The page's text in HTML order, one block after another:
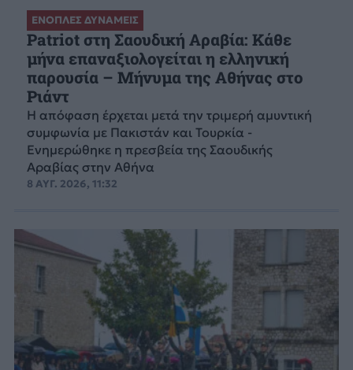
ΕΝΟΠΛΕΣ ΔΥΝΑΜΕΙΣ
Patriot στη Σαουδική Αραβία: Κάθε
μήνα επαναξιολογείται η ελληνική
παρουσία – Μήνυμα της Αθήνας στο
Ριάντ
Η απόφαση έρχεται μετά την τριμερή αμυντική
συμφωνία με Πακιστάν και Τουρκία -
Ενημερώθηκε η πρεσβεία της Σαουδικής
Αραβίας στην Αθήνα
8 ΑΥΓ. 2026, 11:32